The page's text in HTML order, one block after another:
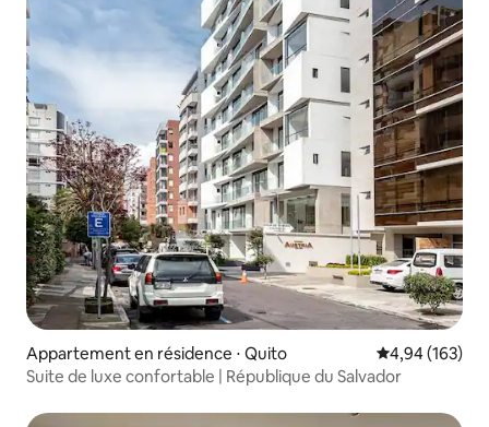
Appartement en résidence ⋅ Quito Évaluation
4,94 (163)
Suite de luxe confortable | République du Salvador